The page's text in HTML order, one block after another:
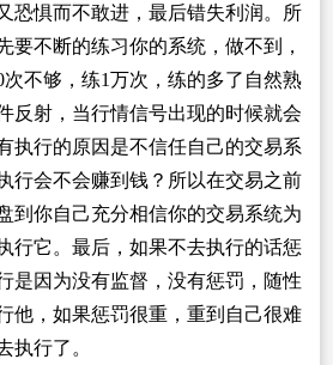
恐惧而不敢进，最后错失利润。所
要不断的练习你的系统，做不到，
不够，练1万次，练的多了自然熟
反射，当行情信号出现的时候就会
执行的原因是不信任自己的交易系
行会不会赚到钱？所以在交易之前
到你自己充分相信你的交易系统为
行它。最后，如果不去执行的话惩
是因为没有监督，没有惩罚，随性
他，如果惩罚很重，重到自己很难
执行了。